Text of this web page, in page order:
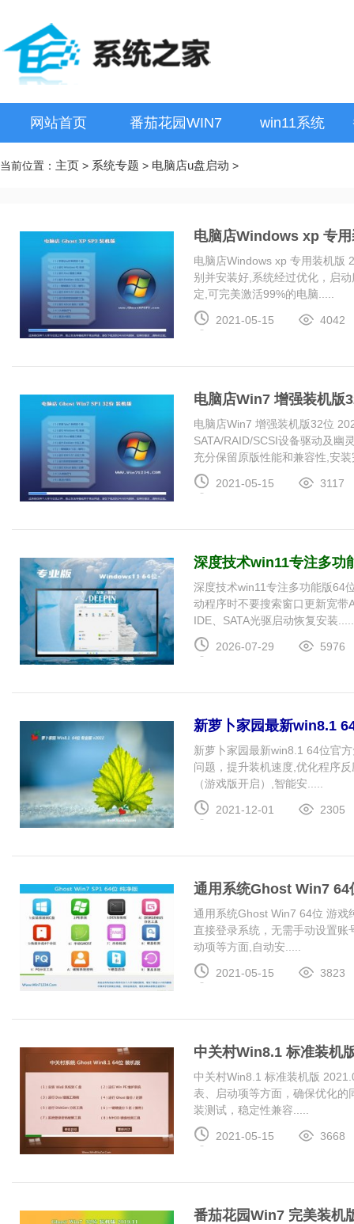
网站首页 番茄花园WIN7 win11系统
当前位置： 主页 > 系统专题 > 电脑店u盘启动 >
电脑店Windows xp 专
电脑店Windows xp 专用装机版
别并安装好,系统经过优化，启
定,可完美激活99%的电脑.....
2021-05-15 4042
电脑店Win7 增强装机版
电脑店Win7 增强装机版32位
SATA/RAID/SCSI设备驱动及幽
充分保留原版性能和兼容性,安
2021-05-15 3117
深度技术win11专注多功
深度技术win11专注多功能版64
动程序时不要搜索窗口更新宽
IDE、SATA光驱启动恢复安装.....
2026-07-29 5976
新萝卜家园最新win8.1
新萝卜家园最新win8.1 64位官
问题，提升装机速度,优化程序
（游戏版开启）,智能安.....
2021-12-01 2305
通用系统Ghost Win7 64
通用系统Ghost Win7 64位 游
直接登录系统，无需手动设置
动项等方面,自动安.....
2021-05-15 3823
中关村Win8.1 标准装机
中关村Win8.1 标准装机版
表、启动项等方面，确保优化
装测试，稳定性兼容.....
2021-05-15 3668
番茄花园Win7 完美装机